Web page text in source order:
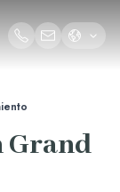
Grand